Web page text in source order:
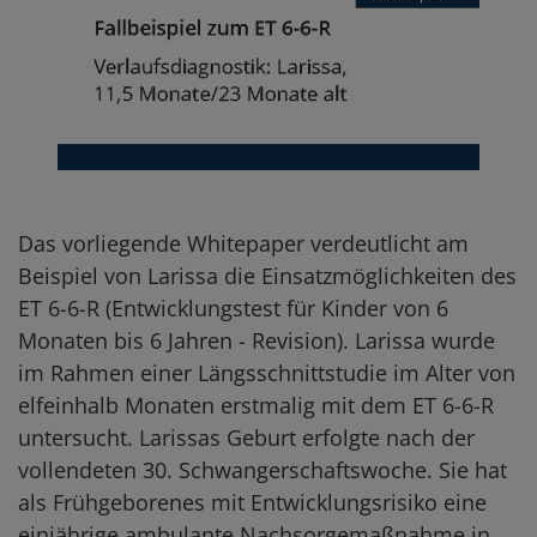
Das vorliegende Whitepaper verdeutlicht am
Beispiel von Larissa die Einsatzmöglichkeiten des
ET 6-6-R (Entwicklungstest für Kinder von 6
Monaten bis 6 Jahren - Revision). Larissa wurde
im Rahmen einer Längsschnittstudie im Alter von
elfeinhalb Monaten erstmalig mit dem ET 6-6-R
untersucht. Larissas Geburt erfolgte nach der
vollendeten 30. Schwangerschaftswoche. Sie hat
als Frühgeborenes mit Entwicklungsrisiko eine